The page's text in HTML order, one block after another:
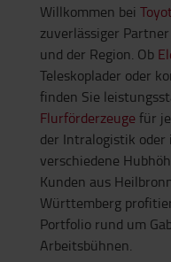
Willkommen bei
zuverlässiger
und der Region. Ob
Teleskoplader oder
finden Sie
Flurförderzeuge für
der Intralogistik oder
verschiedene
Kunden aus
Württemberg
Portfolio rund um
Arbeitsbühnen.